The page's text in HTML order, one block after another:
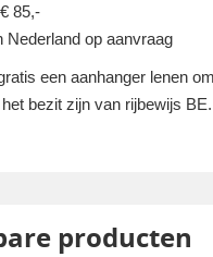
85,-
Nederland op aanvraag
een aanhanger lenen
bezit zijn van rijbewijs BE.
producten